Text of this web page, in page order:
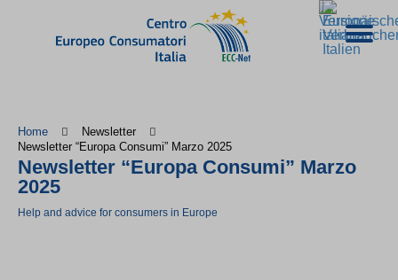
Home
Newsletter
Newsletter “Europa Consumi” Marzo 2025
Newsletter “Europa Consumi” Marzo
2025
Help and advice for consumers in Europe